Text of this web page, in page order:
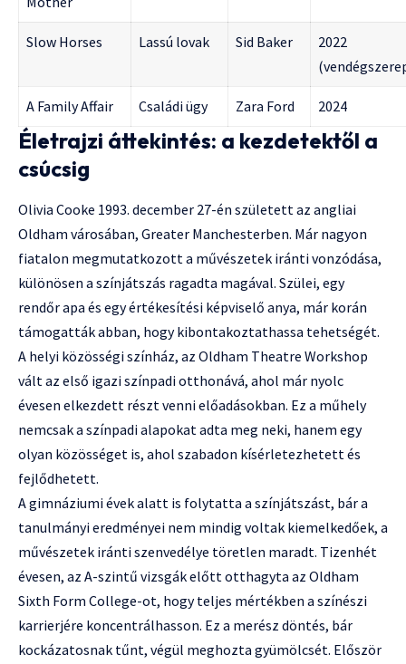
Slow Horses Lassú lovak Sid Baker
2022
A Family Affair Családi ügy Zara Ford 2024
Életrajzi áttekintés: a kezdetektől a
csúcsig
Olivia Cooke 1993. december 27-én született az angliai
Oldham városában, Greater Manchesterben. Már nagyon
fiatalon megmutatkozott a művészetek iránti vonzódása,
különösen a színjátszás ragadta magával. Szülei, egy
rendőr apa és egy értékesítési képviselő anya, már korán
támogatták abban, hogy kibontakoztathassa tehetségét.
A helyi közösségi színház, az Oldham Theatre Workshop
vált az első igazi színpadi otthonává, ahol már nyolc
évesen elkezdett részt venni előadásokban. Ez a műhely
nemcsak a színpadi alapokat adta meg neki, hanem egy
olyan közösséget is, ahol szabadon kísérletezhetett és
fejlődhetett.
A gimnáziumi évek alatt is folytatta a színjátszást, bár a
tanulmányi eredményei nem mindig voltak kiemelkedőek, a
művészetek iránti szenvedélye töretlen maradt. Tizenhét
évesen, az A-szintű vizsgák előtt otthagyta az Oldham
Sixth Form College-ot, hogy teljes mértékben a színészi
karrierjére koncentrálhasson. Ez a merész döntés, bár
kockázatosnak tűnt, végül meghozta gyümölcsét. Először